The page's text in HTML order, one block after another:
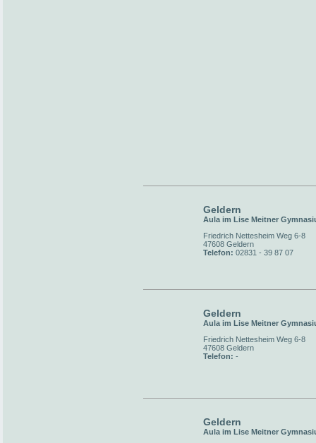
Geldern
Aula im Lise Meitner
Friedrich Nettesheim Weg 6-8
47608 Geldern
Telefon: 02831 - 39 87 07
Geldern
Aula im Lise Meitner
Friedrich Nettesheim Weg 6-8
47608 Geldern
Telefon: -
Geldern
Aula im Lise Meitner